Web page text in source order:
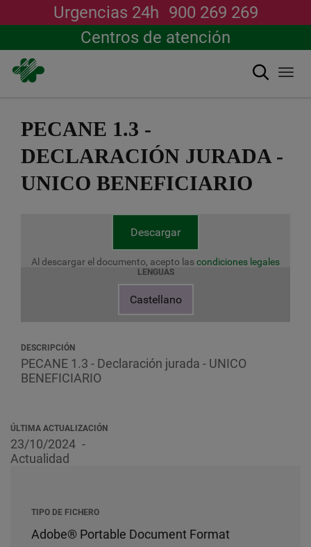
contenido
Urgencias 24h 900 269 269
Centros de atención
Buscar
PECANE 1.3 -
DECLARACIÓN JURADA -
UNICO BENEFICIARIO
Descargar
Al descargar el documento, acepto lascondiciones legales
LENGUAS
Castellano
DESCRIPCIÓN
PECANE 1.3 - Declaración jurada - UNICO
BENEFICIARIO
ÚLTIMA ACTUALIZACIÓN
23/10/2024
Actualidad
TIPO DE FICHERO
Adobe® Portable Document Format